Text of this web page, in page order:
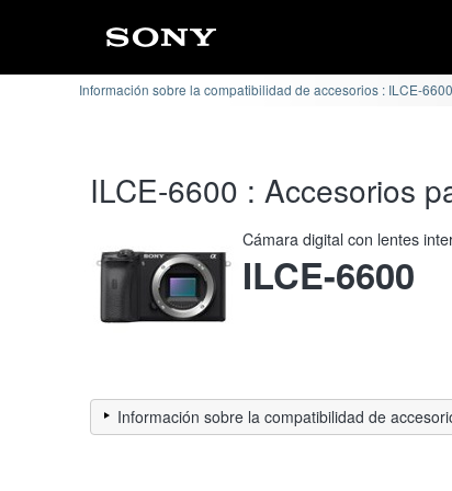
Información sobre la compatibilidad de accesorios : ILCE-6600
ILCE-6600 : Accesorios
Cámara digital con lentes
ILCE-6600
Información sobre la compatibilidad de